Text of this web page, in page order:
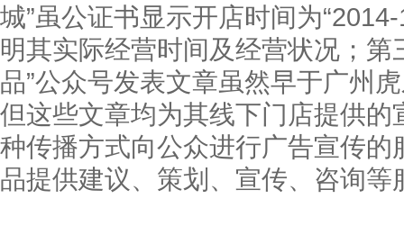
城”虽公证书显示开店时间为
明其实际经营时间及经营状况；第
品”公众号发表文章虽然早于广州
但这些文章均为其线下门店提供
种传播方式向公众进行广告宣传
品提供建议、策划、宣传、咨询